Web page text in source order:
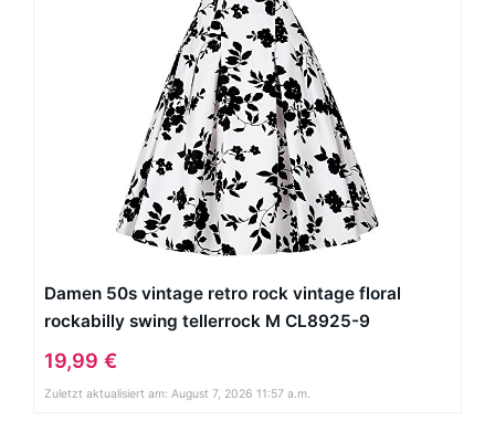
Damen 50s vintage retro rock vintage floral
rockabilly swing tellerrock M CL8925-9
19,99 €
Zuletzt aktualisiert am: August 7, 2026 11:57 a.m.